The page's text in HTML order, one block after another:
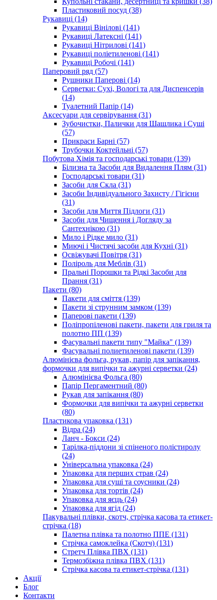
Пластиковий посуд (38)
Рукавиці (14)
Рукавиці Вінілові (141)
Рукавиці Латексні (141)
Рукавиці Нітрилові (141)
Рукавиці поліетиленові (141)
Рукавиці Робочі (141)
Паперовий ряд (57)
Рушники Паперові (14)
Серветки: Сухі, Вологі та для Диспенсерів
(14)
Туалетний Папір (14)
Аксесуари для сервірування (31)
Зубочистки, Палички для Шашлика і Суші
(57)
Прикраси Барні (57)
Трубочки Коктейльні (57)
Побутова Хімія та господарські товари (139)
Білизна та Засоби для Видалення Плям (31)
Господарські товари (31)
Засоби для Скла (31)
Засоби Індивідуального Захисту / Гігієни
(31)
Засоби для Миття Підлоги (31)
Засоби для Чищення і Догляду за
Сантехнікою (31)
Мило і Рідке мило (31)
Миючі і Чистячі засоби для Кухні (31)
Освіжувачі Повітря (31)
Поліроль для Меблів (31)
Пральні Порошки та Рідкі Засоби для
Прання (31)
Пакети (80)
Пакети для сміття (139)
Пакети зі струнним замком (139)
Паперові пакети (139)
Поліпропіленові пакети, пакети для гриля та
полотно ПП (139)
Фасувальні пакети типу "Майка" (139)
Фасувальні полиетиленові пакети (139)
Алюмінієва фольга, рукав, папір для запікання,
формочки для випічки та ажурні серветки (24)
Алюмінієва Фольга (80)
Папір Пергаментний (80)
Рукав для запікання (80)
Формочки для випічки та ажурні серветки
(80)
Пластикова упаковка (131)
Відра (24)
Ланч - Бокси (24)
Тарілка-піддони зі спіненого полістиролу
(24)
Універсальна упаковка (24)
Упаковка для перших страв (24)
Упаковка для суші та соусники (24)
Упаковка для тортів (24)
Упаковка для яєць (24)
Упаковка для ягід (24)
Пакувальні плівки, скотч, стрічка касова та етикет-
стрічка (18)
Палетна плівка та полотно ППЕ (131)
Стрічка самоклейка (Скотч) (131)
Стретч Плівка ПВХ (131)
Термозбіжна плівка ПВХ (131)
Стрічка касова та етикет-стрічка (131)
Акції
Блог
Контакти